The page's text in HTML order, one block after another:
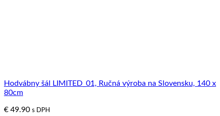
Hodvábny šál LIMITED_01, Ručná výroba na Slovensku, 140 x
80cm
€ 49.90 s DPH